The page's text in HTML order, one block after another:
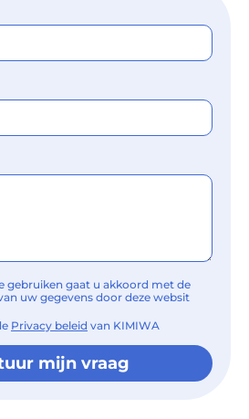
gebruiken gaat u akkoord met de
uw gegevens door deze websit
Privacy beleid van KIMIWA
mijn vraag